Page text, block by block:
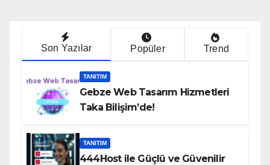
Son Yazılar Popüler Trend
TANITIM
Gebze Web Tasarım Hizmetleri
Taka Bilişim’de!
TANITIM
444Host ile Güçlü ve Güvenilir